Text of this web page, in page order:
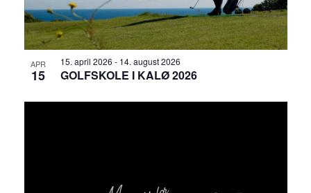
APR
15
15. april 2026 - 14. august 2026
GOLFSKOLE I KALØ 2026